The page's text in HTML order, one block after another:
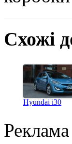
Схожі
Hyundai i30
Реклама